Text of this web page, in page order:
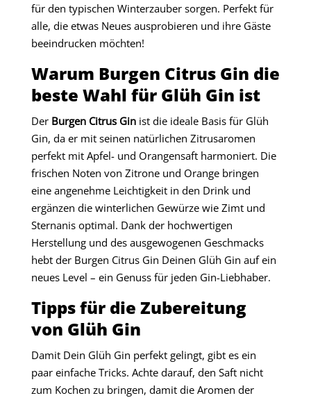
für den typischen Winterzauber sorgen. Perfekt für
alle, die etwas Neues ausprobieren und ihre Gäste
beeindrucken möchten!
Warum Burgen Citrus Gin die
beste Wahl für Glüh Gin ist
Der Burgen Citrus Ginist die ideale Basis für Glüh
Gin, da er mit seinen natürlichen Zitrusaromen
perfekt mit Apfel- und Orangensaft harmoniert. Die
frischen Noten von Zitrone und Orange bringen
eine angenehme Leichtigkeit in den Drink und
ergänzen die winterlichen Gewürze wie Zimt und
Sternanis optimal. Dank der hochwertigen
Herstellung und des ausgewogenen Geschmacks
hebt der Burgen Citrus Gin Deinen Glüh Gin auf ein
neues Level – ein Genuss für jeden Gin-Liebhaber.
Tipps für die Zubereitung
von Glüh Gin
Damit Dein Glüh Gin perfekt gelingt, gibt es ein
paar einfache Tricks. Achte darauf, den Saft nicht
zum Kochen zu bringen, damit die Aromen der